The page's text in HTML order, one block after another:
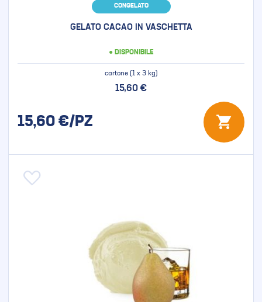
CONGELATO
GELATO CACAO IN VASCHETTA
● DISPONIBILE
cartone (1 x 3 kg)
15,60 €
15,60 €/PZ